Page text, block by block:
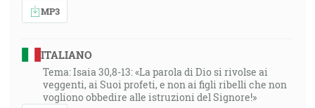
MP3
ITALIANO
Tema: Isaia 30,8-13: «La parola di Dio si rivolse ai
veggenti, ai Suoi profeti, e non ai figli ribelli che non
vogliono obbedire alle istruzioni del Signore!»